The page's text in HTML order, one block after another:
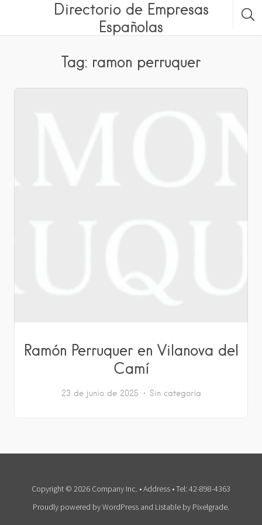
Directorio de Empresas
Españolas
Tag: ramon perruquer
Ramón Perruquer en Vilanova del
Camí
23 de junio de 2025 Sin categoría
Copyright © 2026 Company Inc. • Address • Tel: 42-898-4363
Proudly powered by WordPress and Listable by Pixelgrade.